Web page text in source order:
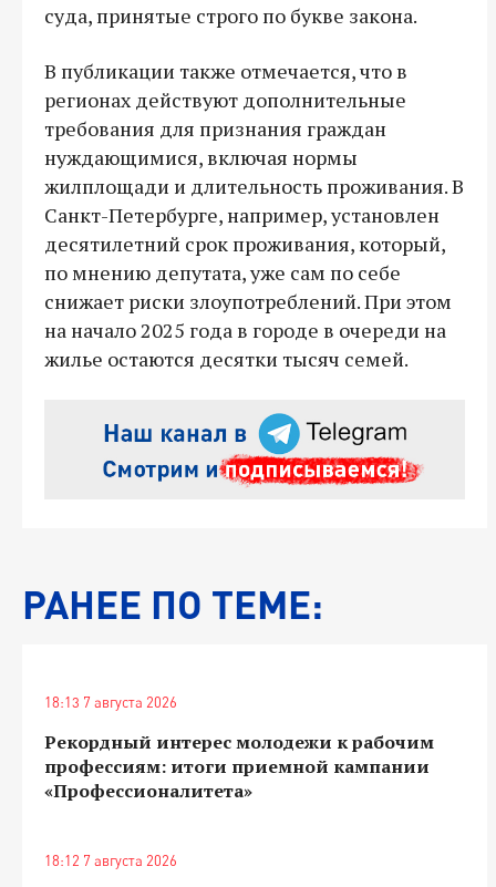
суда, принятые строго по букве закона.
В публикации также отмечается, что в
регионах действуют дополнительные
требования для признания граждан
нуждающимися, включая нормы
жилплощади и длительность проживания. В
Санкт-Петербурге, например, установлен
десятилетний срок проживания, который,
по мнению депутата, уже сам по себе
снижает риски злоупотреблений. При этом
на начало 2025 года в городе в очереди на
жилье остаются десятки тысяч семей.
РАНЕЕ ПО ТЕМЕ:
18:13 7 августа 2026
Рекордный интерес молодежи к рабочим
профессиям: итоги приемной кампании
«Профессионалитета»
18:12 7 августа 2026